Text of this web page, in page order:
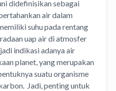
didefinisikan sebagai
air dalam
suhu pada rentang
uap air di atmosfer
indikasi adanya air
planet, yang merupakan
suatu organisme
Jadi, penting untuk